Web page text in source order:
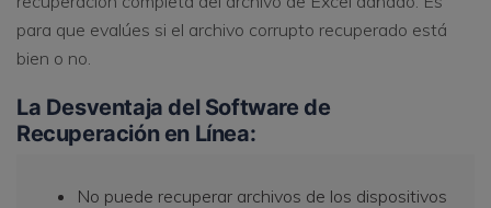
para que evalúes si el archivo corrupto recuperado está
bien o no.
La Desventaja del Software de
Recuperación en Línea:
No puede recuperar archivos de los dispositivos